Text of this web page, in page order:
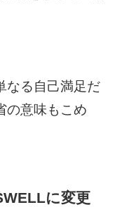
なる自己満足だ
の意味もこめ
に変更